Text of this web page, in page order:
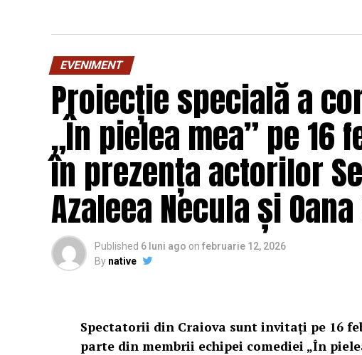
EVENIMENT
Proiecție specială a
„În pielea mea” pe 16
în prezența actorilor
Azaleea Necula și
Published 6 luni ago on februarie 12, 2026
By native
Spectatorii din Craiova sunt invitați pe 16
parte din membrii echipei comediei „În